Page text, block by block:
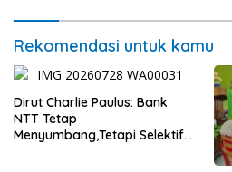
Rekomendasi untuk kamu
Dirut Charlie Paulus: Bank
NTT Tetap
Menyumbang,Tetapi Selektif